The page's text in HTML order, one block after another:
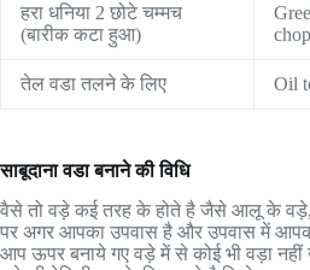
हरा धनिया 2 छोटे चम्मच
(बारीक कटा हुआ)
तेल वडा तलने के लिए Oil
साबूदाना वडा बनाने की विधि
वैसे तो वड़े कई तरह के होते है जैसे आलू के वड़े,
पर अगर आपका उपवास है और उपवास में
आप ऊपर बनाये गए वड़े में से कोई भी वड़ा